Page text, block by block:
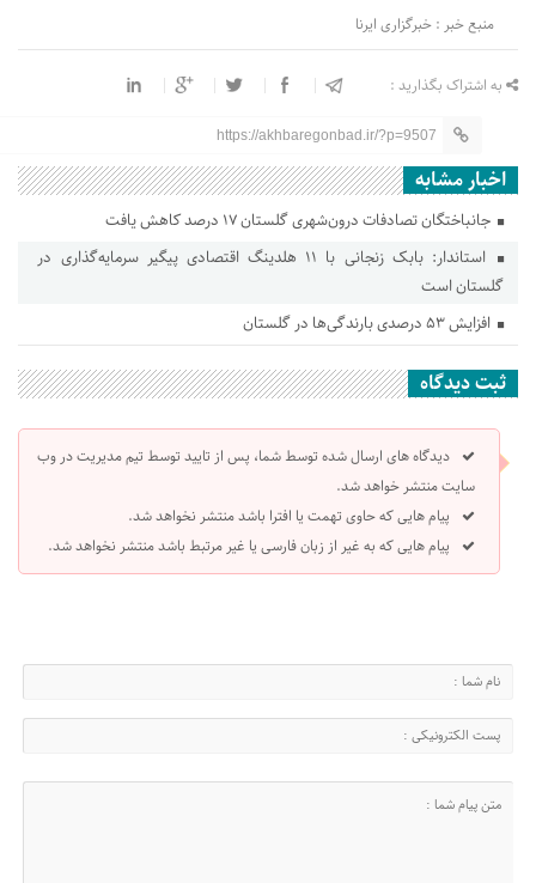
منبع خبر : خبرگزاری ایرنا
به اشتراک بگذارید :
https://akhbaregonbad.ir/?p=9507
اخبار مشابه
جانباختگان تصادفات درون‌شهری گلستان ۱۷ درصد کاهش یافت
استاندار: بابک زنجانی با ۱۱ هلدینگ اقتصادی پیگیر سرمایه‌گذاری در
گلستان است
افزایش ۵۳ درصدی بارندگی‌ها در گلستان
ثبت دیدگاه
دیدگاه های ارسال شده توسط شما، پس از تایید توسط تیم مدیریت در وب
سایت منتشر خواهد شد.
پیام هایی که حاوی تهمت یا افترا باشد منتشر نخواهد شد.
پیام هایی که به غیر از زبان فارسی یا غیر مرتبط باشد منتشر نخواهد شد.